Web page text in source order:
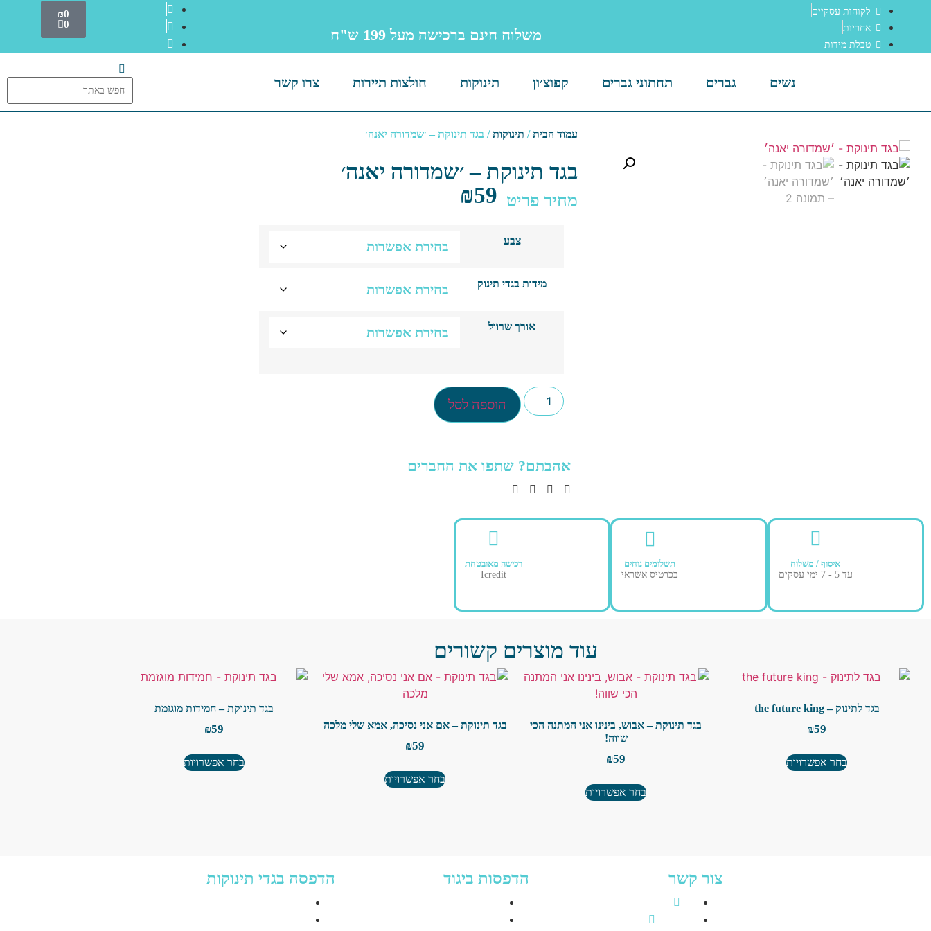
לקוחות עסקיים
אחריות
טבלת מידות
משלוח חינם ברכישה מעל 199 ש"ח
₪0
0
נשים גברים תחתוני גברים קפוצ׳ון תינוקות חולצות תיירות צרו קשר
עמוד הבית/ תינוקות/ בגד תינוקת – ׳שמדורה יאנה׳
בגד תינוקת – ׳שמדורה יאנה׳
מחיר פריט ₪59
צבע
מידות בגדי תינוק
אורך שרוול
הוספה לסל
אהבתם? שתפו את החברים
רכישה מאובטחת
Icredit
תשלומים נוחים
בכרטיס אשראי
איסוף / משלוח
עד 5 - 7 ימי עסקים
עוד מוצרים קשורים
בגד לתינוק – the future king
₪59
בחר אפשרויות
בגד תינוקת – אבוש, בינינו אני המתנה הכי
שווה!
₪59
בחר אפשרויות
בגד תינוקת – אם אני נסיכה, אמא שלי מלכה
₪59
בחר אפשרויות
בגד תינוקת – חמידות מוגזמת
₪59
בחר אפשרויות
צור קשר הדפסות ביגוד הדפסה בגדי תינוקות